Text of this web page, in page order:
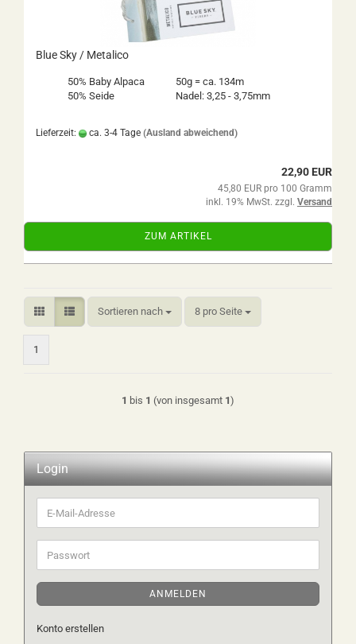
Blue Sky / Metalico
50% Baby Alpaca
50g = ca. 134m
50% Seide
Nadel: 3,25 - 3,75mm
Lieferzeit: ca. 3-4 Tage (Ausland abweichend)
22,90 EUR
45,80 EUR pro 100 Gramm
inkl. 19% MwSt. zzgl. Versand
ZUM ARTIKEL
Sortieren nach
Sortieren nach 8 pro Seite
pro Seite
1
1 bis 1 (von insgesamt 1)
Login
E-
Mail-
Adresse
Passwort
ANMELDEN
Konto erstellen